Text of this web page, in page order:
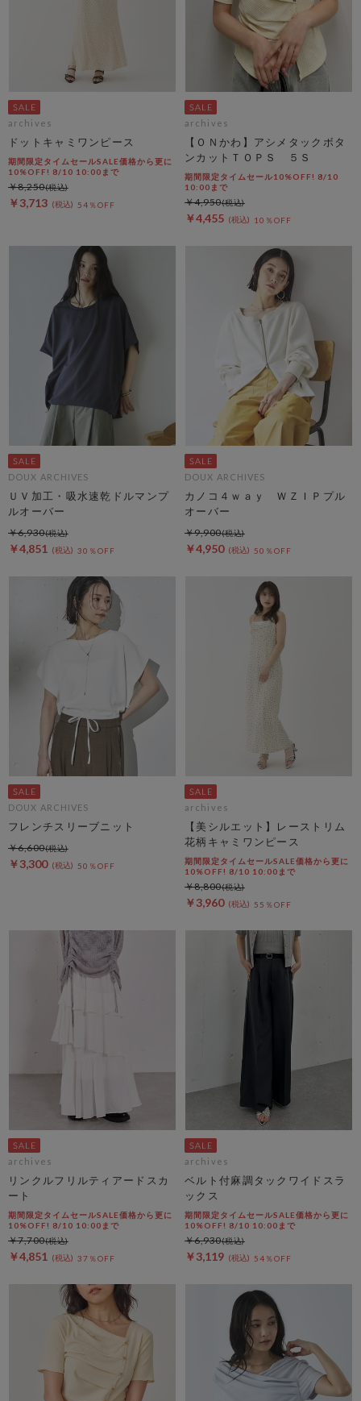
archives
ドットキャミワンピース
期間限定タイムセールSALE価格から更に
10%OFF! 8/10 10:00まで
￥3,713 54％OFF
￥8,250
archives
【ＯＮかわ】アシメタックボタ
ンカットＴＯＰＳ ５Ｓ
期間限定タイムセール10%OFF! 8/10
10:00まで
￥4,455 10％OFF
￥4,950
DOUX ARCHIVES
ＵＶ加工・吸水速乾ドルマンプ
ルオーバー
￥4,851 30％OFF
￥6,930
DOUX ARCHIVES
カノコ４ｗａｙ ＷＺＩＰプル
オーバー
￥4,950 50％OFF
￥9,900
DOUX ARCHIVES
フレンチスリーブニット
￥3,300 50％OFF
￥6,600
archives
【美シルエット】レーストリム
花柄キャミワンピース
期間限定タイムセールSALE価格から更に
10%OFF! 8/10 10:00まで
￥3,960 55％OFF
￥8,800
archives
リンクルフリルティアードスカ
ート
期間限定タイムセールSALE価格から更に
10%OFF! 8/10 10:00まで
￥4,851 37％OFF
￥7,700
archives
ベルト付麻調タックワイドスラ
ックス
期間限定タイムセールSALE価格から更に
10%OFF! 8/10 10:00まで
￥3,119 54％OFF
￥6,930